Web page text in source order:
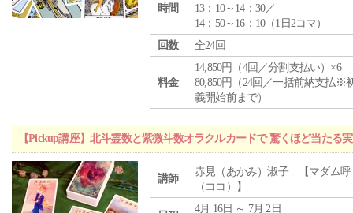
時間
13：10～14：30／
14：50～16：10（1日2コマ）
回数
全24回
料金
14,850円（4回／分割支払い）×6
80,850円（24回／一括前納支払※
義開始前まで）
【Pickup講座】北斗霊数と紫微斗数オラクルカードで 驚くほど当たる
講師
赤見（あかみ）淑子 【マダム呼
（ココ）】
4月 16日 ～ 7月 2日